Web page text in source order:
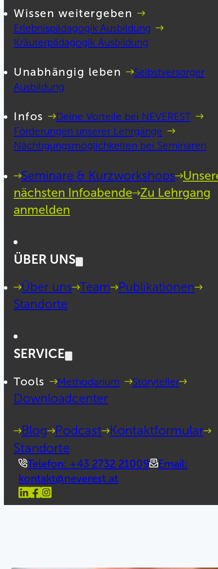
Wissen weitergeben
Erlebnispädagogik Ausbildung
Kräuterpädagogik Ausbildung
Unabhängig leben
Selbstversorger
Ausbildung
Infos
Deine Vorteile bei NEVEREST
Förderungen unserer Lehrgänge
Nächtigungsmöglichkeiten bei Seminaren
Seminare & Kurzworkshops
nächsten Infoabende Zu Lehrgang
anmelden
ÜBER UNS
Über uns Team
Publikationen
Standorte
SERVICE
Tools Methodarium Storyteller
Downloadcenter
Blog Podcast Kontaktformular
Standorte
Telefon: +43 2732 21009
Email:
kontakt@neverest.at